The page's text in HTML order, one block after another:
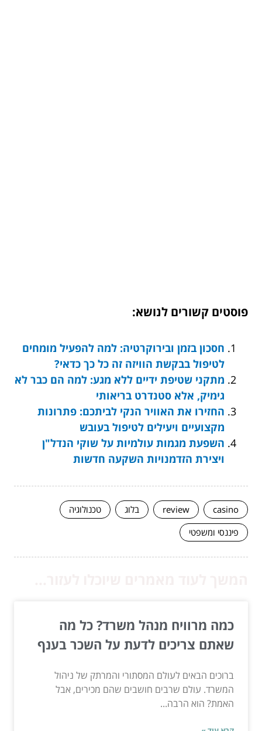
פוסטים קשורים לנושא:
חסכון בזמן ובירוקרטיה: למה להפעיל מומחים
לטיפול בבקשת הוויזה זה כל כך כדאי?
מתקני שטיפת ידיים ללא מגע: למה הם כבר לא
גימיק, אלא סטנדרט בריאותי
החזירו את האוויר הנקי לביתכם: פתרונות
מקצועיים ויעילים לטיפול בעובש
השפעת מגמות עולמיות על שוקי הנדל"ן
ויצירת הזדמנויות השקעה חדשות
casino
review בלוג
טכנולוגיה
פיננסי ומשפטי
כמה מרוויח מנהל משרד? כל מה
שאתם צריכים לדעת על השכר בענף
ברוכים הבאים לעולם המסתורי והמרתק של ניהול
המשרד. עולם שרבים חושבים שהם מכירים, אבל
האמת? הוא הרבה...